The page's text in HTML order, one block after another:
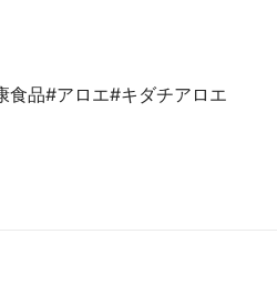
品#アロエ#キダチアロエ